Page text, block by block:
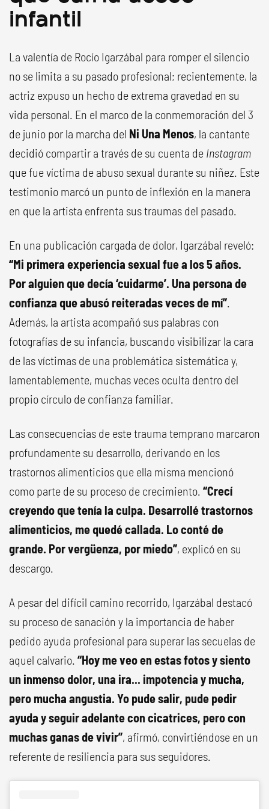
infantil
La valentía de Rocío Igarzábal para romper el silencio
no se limita a su pasado profesional; recientemente, la
actriz expuso un hecho de extrema gravedad en su
vida personal. En el marco de la conmemoración del 3
de junio por la marcha del Ni Una Menos, la cantante
decidió compartir a través de su cuenta de Instagram
que fue víctima de abuso sexual durante su niñez. Este
testimonio marcó un punto de inflexión en la manera
en que la artista enfrenta sus traumas del pasado.
En una publicación cargada de dolor, Igarzábal reveló:
“Mi primera experiencia sexual fue a los 5 años.
Por alguien que decía ‘cuidarme’. Una persona de
confianza que abusó reiteradas veces de mí”.
Además, la artista acompañó sus palabras con
fotografías de su infancia, buscando visibilizar la cara
de las víctimas de una problemática sistemática y,
lamentablemente, muchas veces oculta dentro del
propio círculo de confianza familiar.
Las consecuencias de este trauma temprano marcaron
profundamente su desarrollo, derivando en los
trastornos alimenticios que ella misma mencionó
como parte de su proceso de crecimiento. “Crecí
creyendo que tenía la culpa. Desarrollé trastornos
alimenticios, me quedé callada. Lo conté de
grande. Por vergüenza, por miedo”, explicó en su
descargo.
A pesar del difícil camino recorrido, Igarzábal destacó
su proceso de sanación y la importancia de haber
pedido ayuda profesional para superar las secuelas de
aquel calvario. “Hoy me veo en estas fotos y siento
un inmenso dolor, una ira... impotencia y mucha,
pero mucha angustia. Yo pude salir, pude pedir
ayuda y seguir adelante con cicatrices, pero con
muchas ganas de vivir”, afirmó, convirtiéndose en un
referente de resiliencia para sus seguidores.